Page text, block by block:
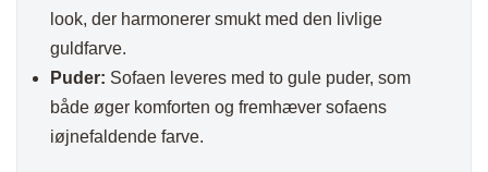
look, der harmonerer smukt med den livlige
guldfarve.
Puder: Sofaen leveres med to gule puder, som
både øger komforten og fremhæver sofaens
iøjnefaldende farve.